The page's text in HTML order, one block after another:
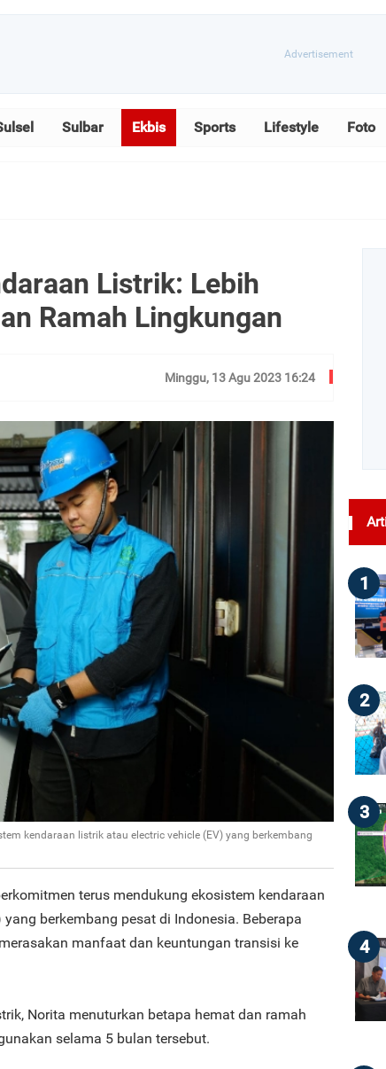
Sulbar Ekbis Sports Lifestyle Foto
Listrik: Lebih
Ramah Lingkungan
Minggu, 13 Agu 2023 16:24
kendaraan listrik atau electric vehicle (EV) yang berkembang
terus mendukung ekosistem kendaraan
berkembang pesat di Indonesia. Beberapa
manfaat dan keuntungan transisi ke
Norita menuturkan betapa hemat dan ramah
selama 5 bulan tersebut.
1
2
3
4